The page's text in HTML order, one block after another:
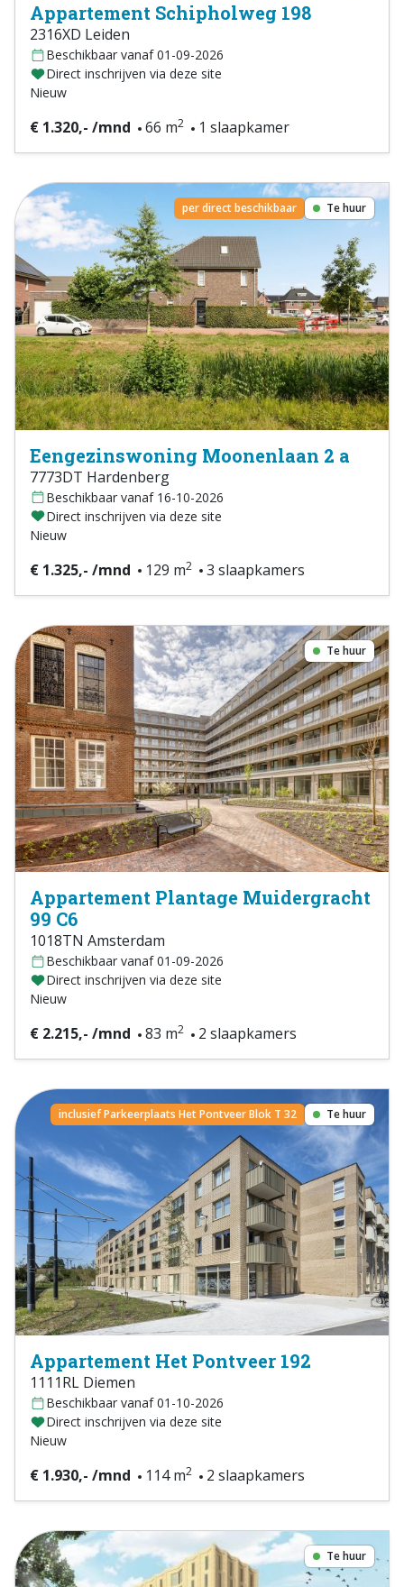
Appartement Schipholweg 198
2316XD Leiden
Beschikbaar vanaf 01-09-2026
Direct inschrijven via deze site
Nieuw
€ 1.320,- /mnd 66 m2 1 slaapkamer
per direct beschikbaar Te huur
Eengezinswoning Moonenlaan 2 a
7773DT Hardenberg
Beschikbaar vanaf 16-10-2026
Direct inschrijven via deze site
Nieuw
€ 1.325,- /mnd 129 m2 3 slaapkamers
Te huur
Appartement Plantage Muidergracht
99 C6
1018TN Amsterdam
Beschikbaar vanaf 01-09-2026
Direct inschrijven via deze site
Nieuw
€ 2.215,- /mnd 83 m2 2 slaapkamers
inclusief Parkeerplaats Het Pontveer Blok T 32 Te huur
Appartement Het Pontveer 192
1111RL Diemen
Beschikbaar vanaf 01-10-2026
Direct inschrijven via deze site
Nieuw
€ 1.930,- /mnd 114 m2 2 slaapkamers
Te huur